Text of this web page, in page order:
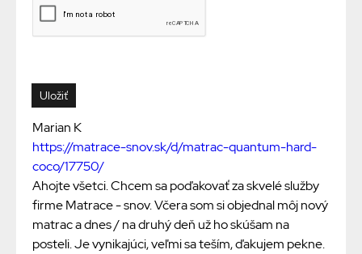
Marian K
https://matrace-snov.sk/d/matrac-quantum-hard-
coco/17750/
Ahojte všetci. Chcem sa poďakovať za skvelé služby
firme Matrace - snov. Včera som si objednal môj nový
matrac a dnes / na druhý deň už ho skúšam na
posteli. Je vynikajúci, veľmi sa teším, ďakujem pekne.